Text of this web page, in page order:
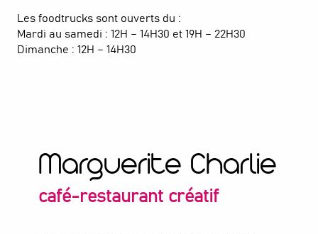
Les foodtrucks sont ouverts du :
Mardi au samedi : 12H – 14H30 et 19H – 22H30
Dimanche : 12H – 14H30
Marguerite Charlie
café-restaurant créatif